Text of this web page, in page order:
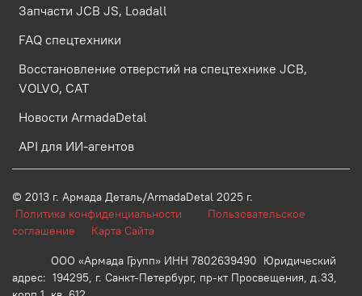
Запчасти JCB JS, Loadall
FAQ спецтехники
Восстановление отверстий на спецтехнике JCB,
VOLVO, CAT
Новости ArmadaDetal
API для ИИ-агентов
© 2013 г. Армада Деталь/ArmadaDetal 2025 г.
Политика конфиденциальности
Пользовательское
соглашение Карта Сайта
ООО «Армада Групп» ИНН 7802639490 Юридический
адрес: 194295, г. Санкт-Петербург, пр-кт Просвещения, д.33,